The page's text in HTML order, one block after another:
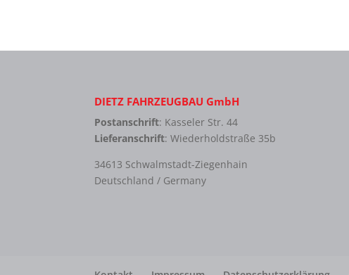
DIETZ FAHRZEUGBAU GmbH
Postanschrift: Kasseler Str. 44
Lieferanschrift: Wiederholdstraße 35b
34613 Schwalmstadt-Ziegenhain
Deutschland / Germany